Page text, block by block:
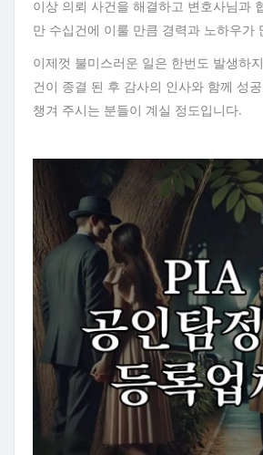
이상 의뢰 사건을 해결하고 변호사님과
만 수십건에 이룰 만큼 경력과 노하우가
이제껏 불미스러운 일은 한번도 발생하
건이 종결 된 후 감사의 인사와 함께 성
챙겨 주시는 분들이 계실 정도입니다.